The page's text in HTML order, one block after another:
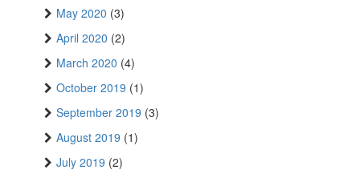
May 2020 (3)
April 2020 (2)
March 2020 (4)
October 2019 (1)
September 2019 (3)
August 2019 (1)
July 2019 (2)